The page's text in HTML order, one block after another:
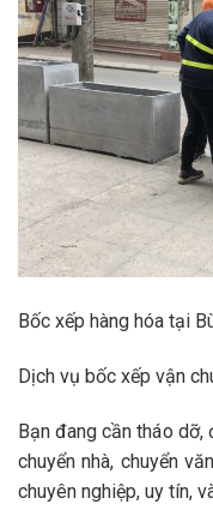
Bốc xếp hàng hóa tại
Dịch vụ bốc xếp vận
Bạn đang cần tháo dỡ,
chuyển nhà, chuyển
chuyên nghiệp, uy tín,